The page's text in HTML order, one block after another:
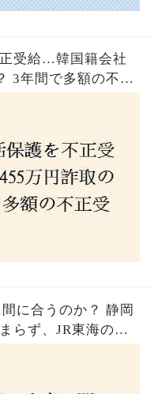
受給…韓国籍会社
3年間で多額の不正
に合うのか？ 静岡
らず、JR東海のず